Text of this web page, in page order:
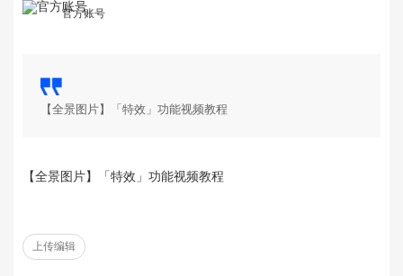
官方账号
【全景图片】「特效」功能视频教程
【全景图片】「特效」功能视频教程
上传编辑